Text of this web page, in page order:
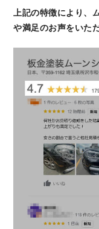
上記の特徴により、
や満足のお声をいた